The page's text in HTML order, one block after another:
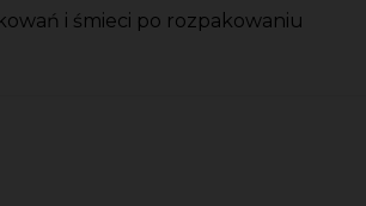
i śmieci po rozpakowaniu